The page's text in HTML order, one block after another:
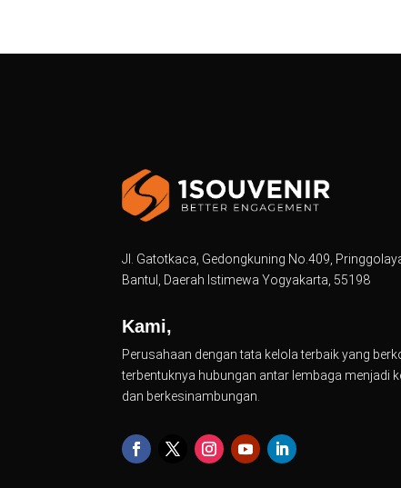
Jl. Gatotkaca, Gedongkuning No.409,
Bantul, Daerah Istimewa Yogyakarta, 55198
Kami,
Perusahaan dengan tata kelola terbaik yang
terbentuknya hubungan antar lembaga menjadi
dan berkesinambungan.